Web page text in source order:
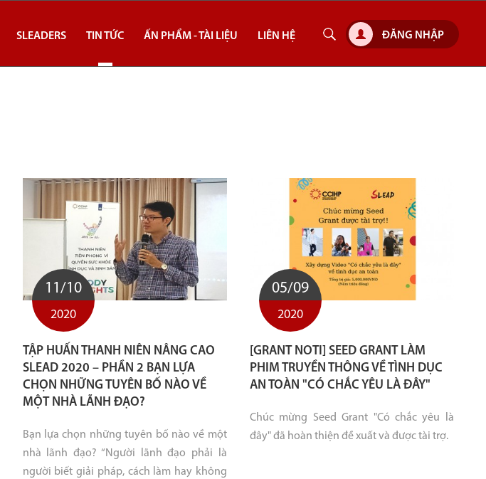
SLEADERS TIN TỨC ẤN PHẨM - TÀI LIỆU LIÊN HỆ ĐĂNG NHẬP
11/10
2020
TẬP HUẤN THANH NIÊN NÂNG CAO
SLEAD 2020 – PHẦN 2 BẠN LỰA
CHỌN NHỮNG TUYÊN BỐ NÀO VỀ
MỘT NHÀ LÃNH ĐẠO?
Bạn lựa chọn những tuyên bố nào về một
nhà lãnh đạo? “Người lãnh đạo phải là
người biết giải pháp, cách làm hay không
05/09
2020
[GRANT NOTI] SEED GRANT LÀM
PHIM TRUYỀN THÔNG VỀ TÌNH DỤC
AN TOÀN "CÓ CHẮC YÊU LÀ ĐÂY"
Chúc mừng Seed Grant "Có chắc yêu là
đây" đã hoàn thiện đề xuất và được tài trợ.